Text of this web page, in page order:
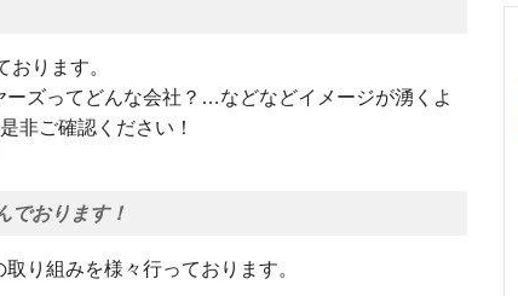
ります。
ズってどんな会社？…などなどイメージが湧くよ
非ご確認ください！
でおります！
り組みを様々行っております。